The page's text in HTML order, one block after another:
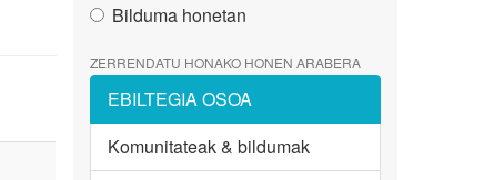
Bilduma honetan
ZERRENDATU HONAKO HONEN ARABERA
EBILTEGIA OSOA
Komunitateak & bildumak